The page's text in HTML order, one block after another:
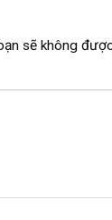
sẽ không